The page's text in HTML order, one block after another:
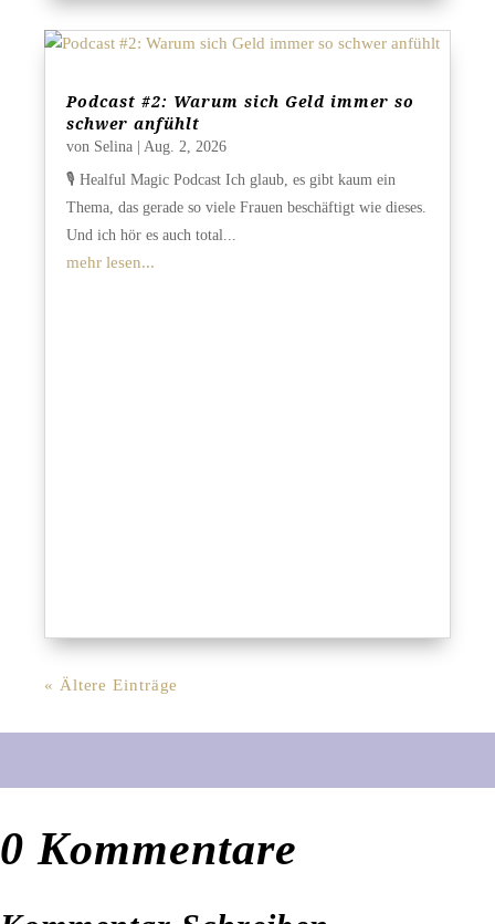
Podcast #2: Warum sich Geld immer so
schwer anfühlt
von Selina
Aug. 2, 2026
🎙️ Healful Magic Podcast Ich glaub, es gibt kaum ein
Thema, das gerade so viele Frauen beschäftigt wie dieses.
Und ich hör es auch total...
mehr lesen...
« Ältere Einträge
0 Kommentare